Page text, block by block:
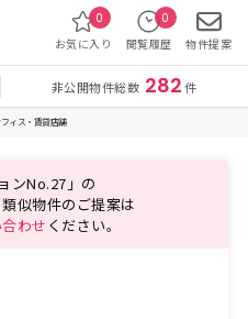
非公開物件総数 282件
お気に入り
0
閲覧履歴
0
物件提案
ィス・賃貸店舗
ンNo.27」の
似物件のご提案は
わせ ください。